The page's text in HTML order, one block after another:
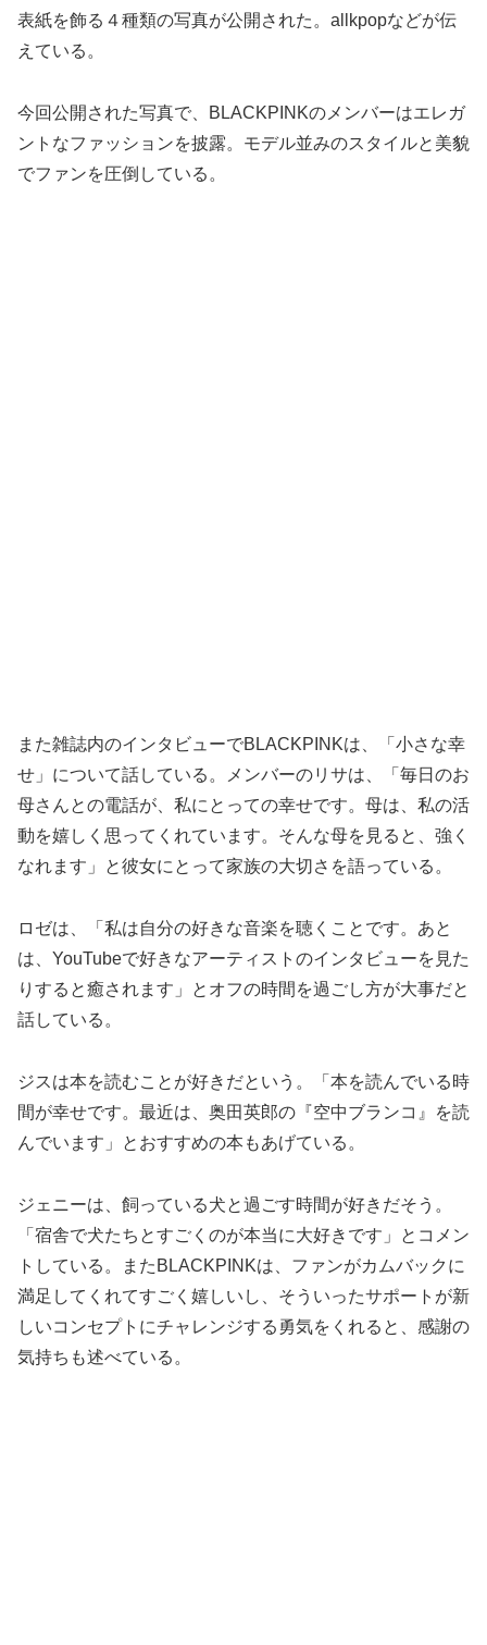
表紙を飾る４種類の写真が公開された。allkpopなどが伝
えている。
今回公開された写真で、BLACKPINKのメンバーはエレガ
ントなファッションを披露。モデル並みのスタイルと美貌
でファンを圧倒している。
また雑誌内のインタビューでBLACKPINKは、「小さな幸
せ」について話している。メンバーのリサは、「毎日のお
母さんとの電話が、私にとっての幸せです。母は、私の活
動を嬉しく思ってくれています。そんな母を見ると、強く
なれます」と彼女にとって家族の大切さを語っている。
ロゼは、「私は自分の好きな音楽を聴くことです。あと
は、YouTubeで好きなアーティストのインタビューを見た
りすると癒されます」とオフの時間を過ごし方が大事だと
話している。
ジスは本を読むことが好きだという。「本を読んでいる時
間が幸せです。最近は、奥田英郎の『空中ブランコ』を読
んでいます」とおすすめの本もあげている。
ジェニーは、飼っている犬と過ごす時間が好きだそう。
「宿舎で犬たちとすごくのが本当に大好きです」とコメン
トしている。またBLACKPINKは、ファンがカムバックに
満足してくれてすごく嬉しいし、そういったサポートが新
しいコンセプトにチャレンジする勇気をくれると、感謝の
気持ちも述べている。